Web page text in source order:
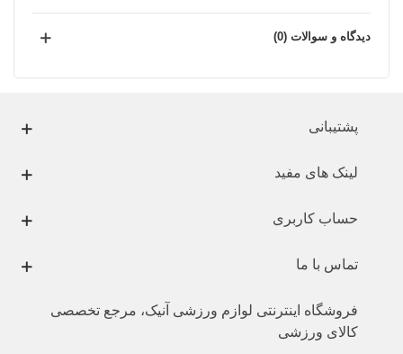
دیدگاه و سوالات (0)
پشتیبانی
لینک های مفید
حساب کاربری
تماس با ما
فروشگاه اینترنتی لوازم ورزشی آنیک، مرجع تخصصی
کالای ورزشی